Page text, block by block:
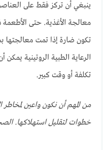
ينبغي أن تركز فقط على
معالجة الأغذية. حتى الأطعمة
الرعاية الطبية الروتينية
تكلفة أو وقت كبير.
من المهم أن نكون واعين لمخاطر
خطوات لتقليل استهلاكها.